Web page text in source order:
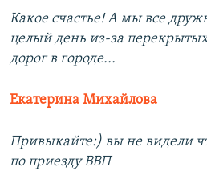
Какое счастье! А мы все
целый день из-за
дорог в городе...
Екатерина Михайлова
Привыкайте:) вы не видели
по приезду ВВП